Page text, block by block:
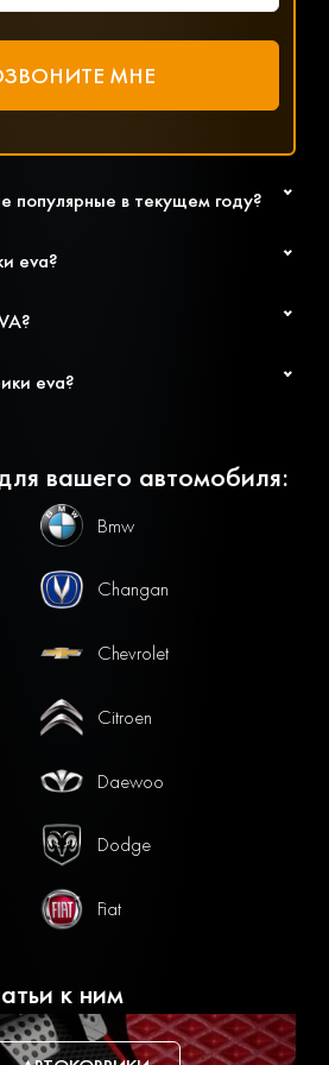
популярные в текущем году?
eva?
eva?
вашего автомобиля:
Bmw
Changan
Chevrolet
Citroen
Daewoo
Dodge
Fiat
Genesis
к ним